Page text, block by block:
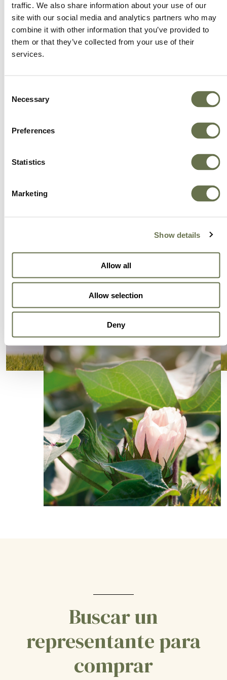
traffic. We also share information about your use of our
site with our social media and analytics partners who may
combine it with other information that you’ve provided to
them or that they’ve collected from your use of their
services.
Selection
Necessary
Preferences
Statistics
Marketing
Show details
Allow all
Allow selection
Deny
Ofrecemos más opciones, mejor valor y un gran
servicio.
Buscar un
representante para
comprar